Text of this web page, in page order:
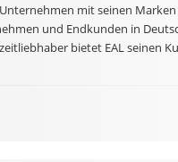
mit seinen Marken
und Endkunden in
bietet EAL seinen